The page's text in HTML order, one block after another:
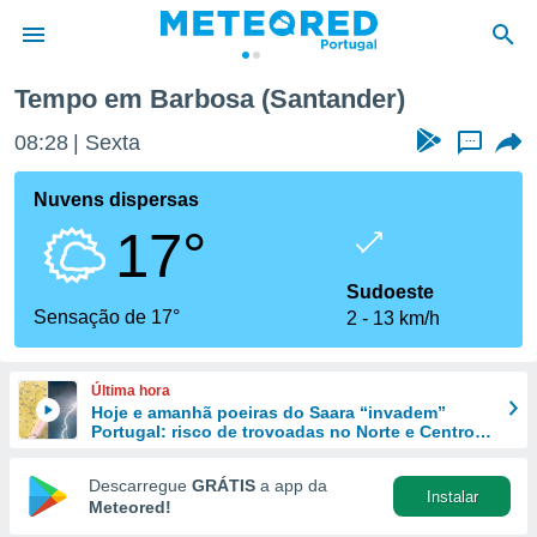
da
foi
fornecidas
a este
das
e
forma
digital
Tempo em Barbosa (Santander)
08:28 Sexta ...
Nuvens dispersas
17°
Sensação de 17°
Sudoeste
2
13 km/h
Última hora
Hoje e amanhã poeiras do Saara “invadem”
Portugal: risco de trovoadas no Norte e Centro
Descarregue GRÁTIS a app da
Meteored!
Instalar